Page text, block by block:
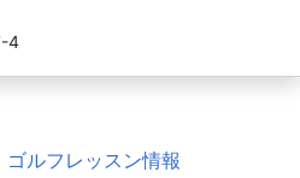
4
ルフレッスン情報